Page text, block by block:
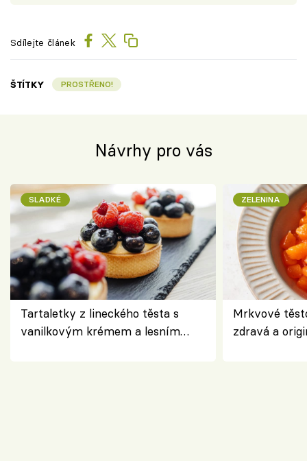
Sdílejte článek
ŠTÍTKY PROSTŘENO!
Návrhy pro vás
SLADKÉ
Tartaletky z lineckého těsta s
vanilkovým krémem a lesním
ZELENINA
Mrkvové
zdravá a